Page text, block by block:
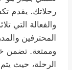
رحلاتك. يقدم
والفعالة التي
المحترفين
وممتعة. تضمن
الرحلة، حيث